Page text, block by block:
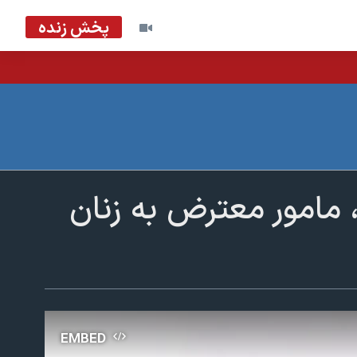
پخش زنده
معترض به زنان
EMBED